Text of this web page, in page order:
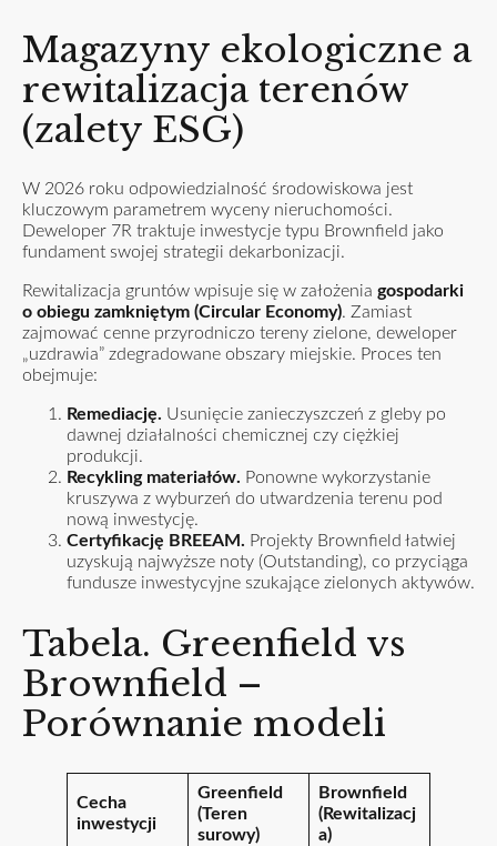
Magazyny ekologiczne a
rewitalizacja terenów
(zalety ESG)
W 2026 roku odpowiedzialność środowiskowa jest
kluczowym parametrem wyceny nieruchomości.
Deweloper 7R traktuje inwestycje typu Brownfield jako
fundament swojej strategii dekarbonizacji.
Rewitalizacja gruntów wpisuje się w założenia gospodarki
o obiegu zamkniętym (Circular Economy). Zamiast
zajmować cenne przyrodniczo tereny zielone, deweloper
„uzdrawia” zdegradowane obszary miejskie. Proces ten
obejmuje:
Remediację. Usunięcie zanieczyszczeń z gleby po
dawnej działalności chemicznej czy ciężkiej
produkcji.
Recykling materiałów. Ponowne wykorzystanie
kruszywa z wyburzeń do utwardzenia terenu pod
nową inwestycję.
Certyfikację BREEAM. Projekty Brownfield łatwiej
uzyskują najwyższe noty (Outstanding), co przyciąga
fundusze inwestycyjne szukające zielonych aktywów.
Tabela. Greenfield vs
Brownfield –
Porównanie modeli
Cecha
inwestycji
Greenfield
(Teren
surowy)
Brownfield
(Rewitalizacj
a)